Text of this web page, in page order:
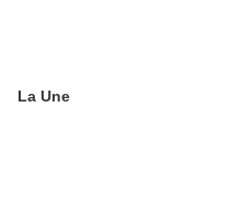
La Une